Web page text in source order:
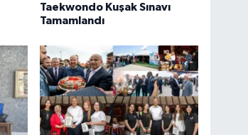
Taekwondo Kuşak Sınavı
Tamamlandı